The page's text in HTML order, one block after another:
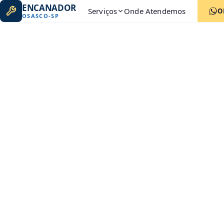
ENCANADOR
OSASCO-SP Serviços Onde Atendemos